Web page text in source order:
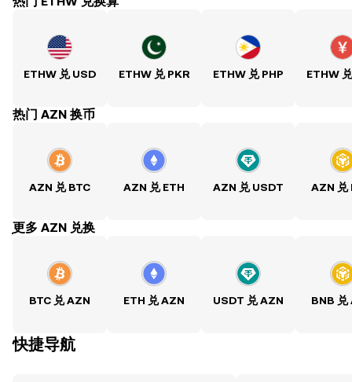
ETHW 兑 USD ETHW 兑 PKR ETHW 兑 PHP ETHW
热门 AZN 换币
AZN 兑 BTC AZN 兑 ETH AZN 兑 USDT AZN 兑
ִִִִִִִִִִִִִִִִִִִִִִִִִִִִִִִִִִִִִִִִִִִִִִִִ更多 AZN 兑换
BTC 兑 AZN ETH 兑 AZN USDT 兑 AZN BNB 兑
快捷导航